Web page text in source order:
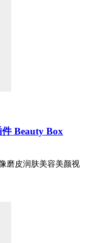
Beauty Box
磨皮润肤美容美颜视